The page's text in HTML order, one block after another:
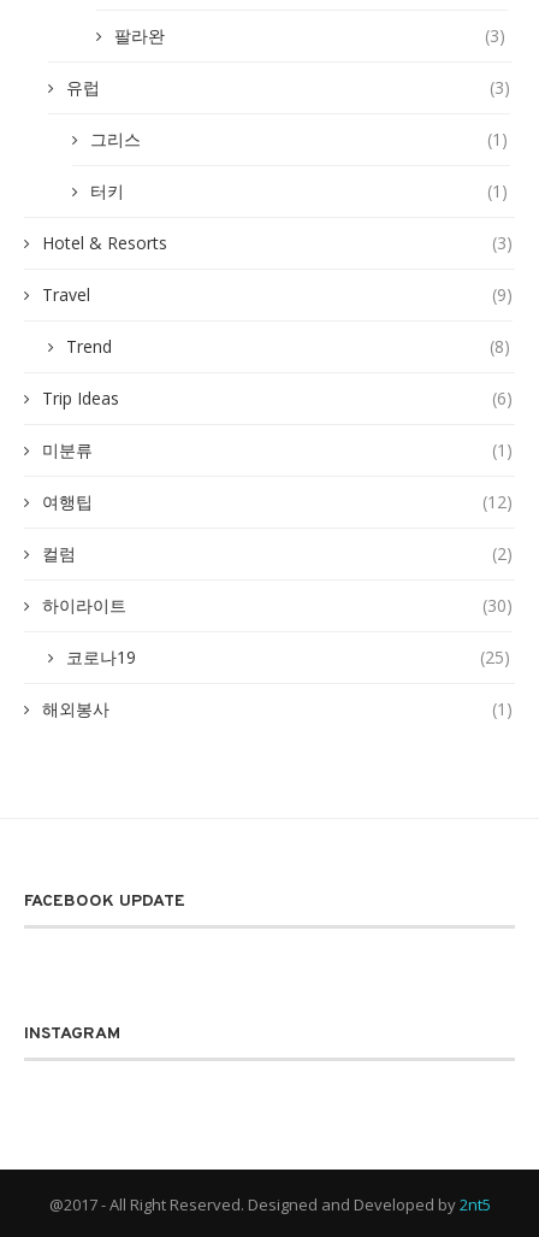
팔라완 (3)
유럽 (3)
그리스 (1)
터키 (1)
Hotel & Resorts (3)
Travel (9)
Trend (8)
Trip Ideas (6)
미분류 (1)
여행팁 (12)
컬럼 (2)
하이라이트 (30)
코로나19 (25)
해외봉사 (1)
FACEBOOK UPDATE
INSTAGRAM
@2017 - All Right Reserved. Designed and Developed by2nt5